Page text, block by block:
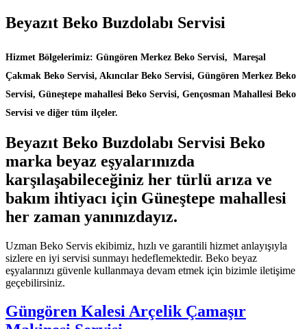
Beyazıt Beko Buzdolabı Servisi
Hizmet Bölgelerimiz: Güngören Merkez Beko Servisi, Mareşal
Çakmak Beko Servisi, Akıncılar Beko Servisi, Güngören Merkez Beko
Servisi, Güneştepe mahallesi Beko Servisi, Gençosman Mahallesi Beko
Servisi ve diğer tüm ilçeler.
Beyazıt Beko Buzdolabı Servisi Beko
marka beyaz eşyalarınızda
karşılaşabileceğiniz her türlü arıza ve
bakım ihtiyacı için Güneştepe mahallesi
her zaman yanınızdayız.
Uzman Beko Servis ekibimiz, hızlı ve garantili hizmet anlayışıyla
sizlere en iyi servisi sunmayı hedeflemektedir. Beko beyaz
eşyalarınızı güvenle kullanmaya devam etmek için bizimle iletişime
geçebilirsiniz.
Güngören Kalesi Arçelik Çamaşır